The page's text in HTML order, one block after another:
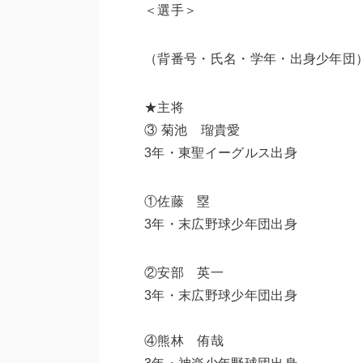
＜選手＞
（背番号・氏名・学年・出身少年団
★主将
③ 菊池 瑠貴愛
3年・東聖イーグルス出身
①佐藤 塁
3年・末広野球少年団出身
②安部 英一
3年・末広野球少年団出身
④熊林 侑哉